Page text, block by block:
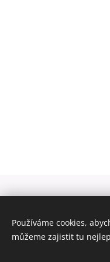
Používáme cookies,
můžeme zajistit tu